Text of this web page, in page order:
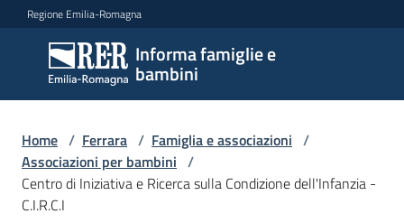
Vai al contenuto
Vai alla navigazione
Vai al footer
Regione Emilia-Romagna
Informa famiglie e
bambini
Informa
famiglie
e
bambini
Argomenti
Home / Ferrara / Famiglia e associazioni /
Associazioni per bambini /
Centro di Iniziativa e Ricerca sulla Condizione dell'Infanzia -
C.I.R.C.I